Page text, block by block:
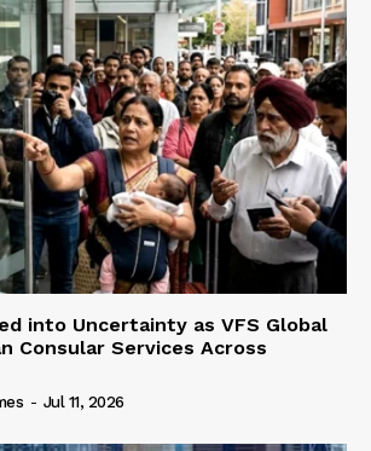
into Uncertainty as VFS Global
Consular Services Across
- Jul 11, 2026